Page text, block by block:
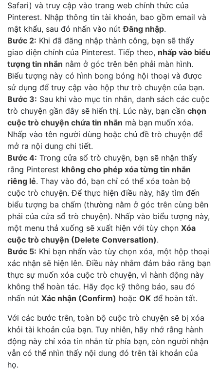
Safari) và truy cập vào trang web chính thức của
Pinterest. Nhập thông tin tài khoản, bao gồm email và
mật khẩu, sau đó nhấn vào nútĐăng nhập.
Bước 2: Khi đã đăng nhập thành công, bạn sẽ thấy
giao diện chính của Pinterest. Tiếp theo, nhấp vào biểu
tượng tin nhắn nằm ở góc trên bên phải màn hình.
Biểu tượng này có hình bong bóng hội thoại và được
sử dụng để truy cập vào hộp thư trò chuyện của bạn.
Bước 3: Sau khi vào mục tin nhắn, danh sách các cuộc
trò chuyện gần đây sẽ hiển thị. Lúc này, bạn cần chọn
cuộc trò chuyện chứa tin nhắn mà bạn muốn xóa.
Nhấp vào tên người dùng hoặc chủ đề trò chuyện để
mở ra nội dung chi tiết.
Bước 4: Trong cửa sổ trò chuyện, bạn sẽ nhận thấy
rằng Pinterest không cho phép xóa từng tin nhắn
riêng lẻ. Thay vào đó, bạn chỉ có thể xóa toàn bộ
cuộc trò chuyện. Để thực hiện điều này, hãy tìm đến
biểu tượng ba chấm (thường nằm ở góc trên cùng bên
phải của cửa sổ trò chuyện). Nhấp vào biểu tượng này,
một menu thả xuống sẽ xuất hiện với tùy chọn Xóa
cuộc trò chuyện (Delete Conversation).
Bước 5: Khi bạn nhấn vào tùy chọn xóa, một hộp thoại
xác nhận sẽ hiện lên. Điều này nhằm đảm bảo rằng bạn
thực sự muốn xóa cuộc trò chuyện, vì hành động này
không thể hoàn tác. Hãy đọc kỹ thông báo, sau đó
nhấn nút Xác nhận (Confirm) hoặc OK để hoàn tất.
Với các bước trên, toàn bộ cuộc trò chuyện sẽ bị xóa
khỏi tài khoản của bạn. Tuy nhiên, hãy nhớ rằng hành
động này chỉ xóa tin nhắn từ phía bạn, còn người nhận
vẫn có thể nhìn thấy nội dung đó trên tài khoản của
họ.